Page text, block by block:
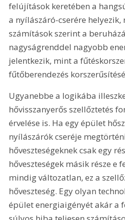
felújítások keretében a
a nyílászáró-cserére helyezik,
számítások szerint a
nagyságrenddel nagyobb
jelentkezik, mint a
fűtőberendezés
Ugyanebbe a logikába
hővisszanyerős szellőztetés
érvelése is. Ha egy épület
nyílászárók cseréje
hőveszteségeknek csak egy
hőveszteségek másik része e
mindig változatlan, ez a
hőveszteség. Egy olyan
épület energiaigényét akár a